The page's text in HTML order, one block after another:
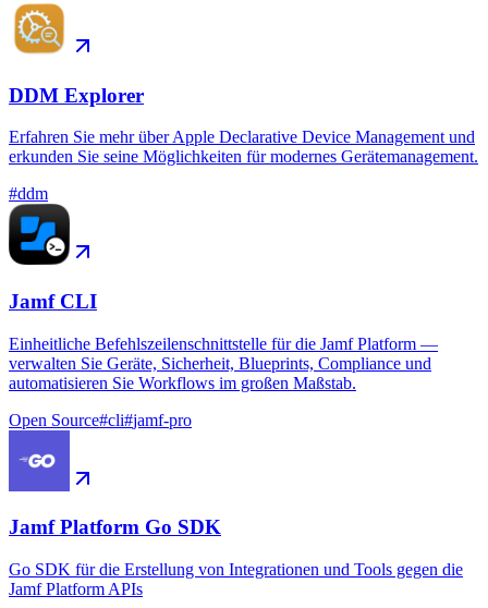
DDM Explorer
Erfahren Sie mehr über Apple Declarative Device Management und
erkunden Sie seine Möglichkeiten für modernes Gerätemanagement.
#ddm
Jamf CLI
Einheitliche Befehlszeilenschnittstelle für die Jamf Platform —
verwalten Sie Geräte, Sicherheit, Blueprints, Compliance und
automatisieren Sie Workflows im großen Maßstab.
Open Source#cli#jamf-pro
Jamf Platform Go SDK
Go SDK für die Erstellung von Integrationen und Tools gegen die
Jamf Platform APIs